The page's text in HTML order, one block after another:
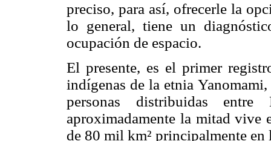
preciso, para así, ofrecerle la
lo general, tiene un
ocupación de espacio.
El presente, es el primer
indígenas de la etnia
personas distribuidas
aproximadamente la mitad vive
de 80 mil km² principalmente